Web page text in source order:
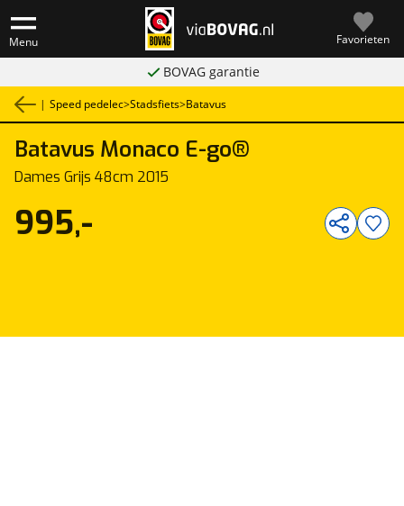
Menu Favorieten
BOVAG garantie
| Speed pedelec>Stadsfiets>Batavus
Batavus Monaco E-go®
Dames Grijs 48cm 2015
995,-